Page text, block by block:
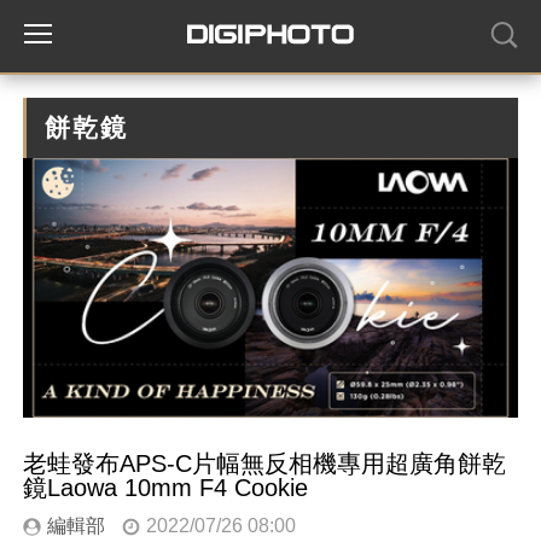
餅乾鏡
老蛙發布APS-C片幅無反相機專用超廣角餅乾
鏡Laowa 10mm F4 Cookie
編輯部 2022/07/26 08:00